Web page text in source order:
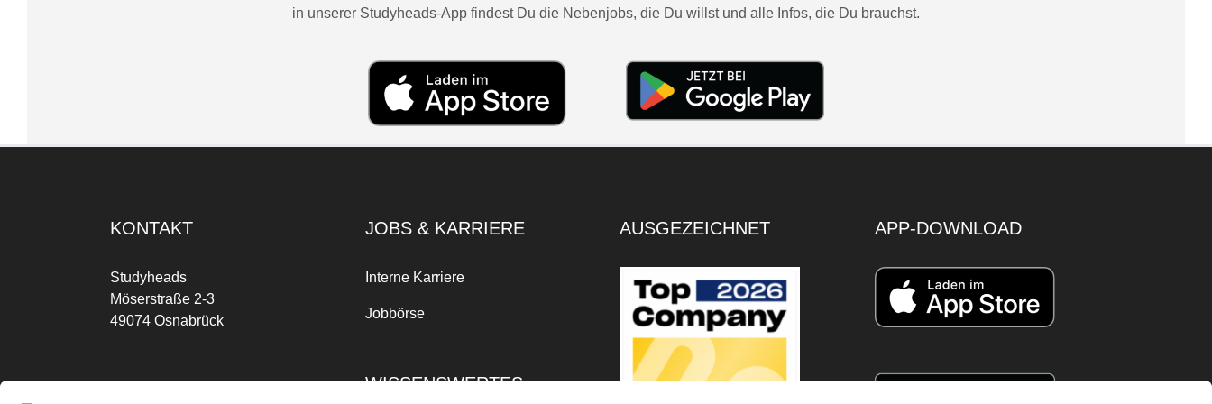
in unserer Studyheads-App findest Du die Nebenjobs, die Du willst und alle Infos, die Du brauchst.
KONTAKT
Studyheads
Möserstraße 2-3
49074 Osnabrück
JOBS & KARRIERE
Interne Karriere
Jobbörse
WISSENSWERTES
AUSGEZEICHNET APP-DOWNLOAD